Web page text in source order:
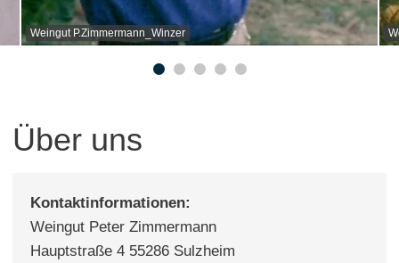
Weingut P.Zimmermann_Winzer
Über uns
Kontaktinformationen:
Weingut Peter Zimmermann
Hauptstraße 4 55286 Sulzheim